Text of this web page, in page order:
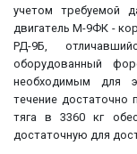
учетом требуемой
двигатель М-9ФК -
РД-9Б,
оборудованный
необходимым для
течение достаточно
тяга в 3360 кг
достаточную для